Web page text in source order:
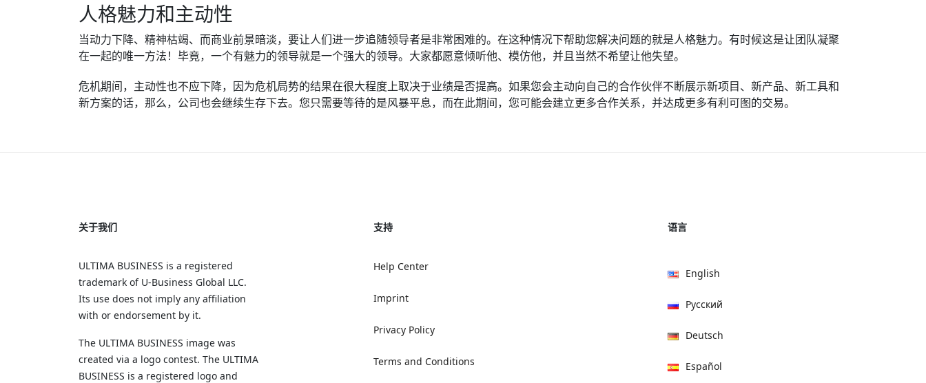
人格魅力和主动性
当动力下降、精神枯竭、而商业前景暗淡，要让人们进一步追随领导者是非常困难的。在这种情况下帮助您解决问题的就是人格魅力。有时候这是让团队凝聚
在一起的唯一方法！毕竟，一个有魅力的领导就是一个强大的领导。大家都愿意倾听他、模仿他，并且当然不希望让他失望。
危机期间，主动性也不应下降，因为危机局势的结果在很大程度上取决于业绩是否提高。如果您会主动向自己的合作伙伴不断展示新项目、新产品、新工具和
新方案的话，那么，公司也会继续生存下去。您只需要等待的是风暴平息，而在此期间，您可能会建立更多合作关系，并达成更多有利可图的交易。
关于我们
ULTIMA BUSINESS is a registered
trademark of U‑Business Global LLC.
Its use does not imply any affiliation
with or endorsement by it.
The ULTIMA BUSINESS image was
created via a logo contest. The ULTIMA
BUSINESS is a registered logo and
支持
Help Center
Imprint
Privacy Policy
Terms and Conditions
语言
English
Русский
Deutsch
Español